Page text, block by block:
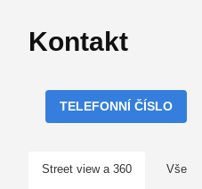
Kontakt
TELEFONNÍ ČÍSLO
Street view a 360 Vše